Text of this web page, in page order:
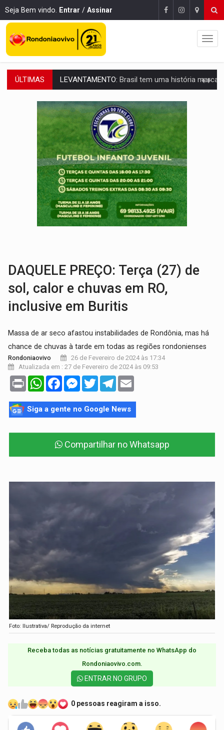
Seja Bem vindo. Entrar / Assinar
ÚLTIMAS LAMENTÁVEL:Mulher é encontrada morta dentro de residência
'XANDY DO MOTOCROSS':Pai morre em acidente na BR-364 duas semanas após
PESO DO VOTO:Cinco maiores colégios eleitorais concentram 53,7% dos
COLUNA SEMANAL:Largada foi dada e candidatos ao Governo de RO partem
SOB SUSPEITA:Entrega de 286 máquinas em Rondônia coincide com
ARTIGO:Reter até 50% no distrato imobiliário é legal, mas não pode
DO HOSPITAL AO CAMPO:Veja as mais de 200 ações de Marcos
EXPANSÃO:Grupo Nova Era amplia presença em PVH e transforma Aramix
DAQUELE PREÇO: Terça (27) de
sol, calor e chuvas em RO,
inclusive em Buritis
Massa de ar seco afastou instabilidades de Rondônia, mas há
chance de chuvas à tarde em todas as regiões rondonienses
Rondoniaovivo
26 de Fevereiro de 2024 às 17:34
Atualizada em : 27 de Fevereiro de 2024 às 09:53
Print WhatsAppFacebookMessenger
TwitterTelegram
Siga a gente no Google News
Compartilhar no Whatsapp
Foto: Ilustrativa/ Reprodução da internet
Receba todas as notícias gratuitamente no WhatsApp do
Rondoniaovivo.com.​
ENTRAR NO GRUPO
0 pessoas reagiram a isso.